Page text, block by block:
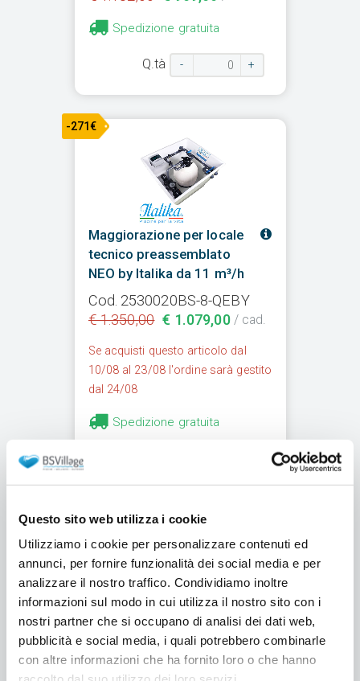
Questo sito web utilizza i cookie
Utilizziamo i cookie per personalizzare contenuti ed
annunci, per fornire funzionalità dei social media e per
analizzare il nostro traffico. Condividiamo inoltre
informazioni sul modo in cui utilizza il nostro sito con i
nostri partner che si occupano di analisi dei dati web,
pubblicità e social media, i quali potrebbero combinarle
con altre informazioni che ha fornito loro o che hanno
Spedizione gratuita
Q.tà - +
-271€
Maggiorazione per locale
tecnico preassemblato
NEO by Italika da 11 m³/h
Cod. 2530020BS-8-QEBY
€ 1.350,00 € 1.079,00/ cad.
Se acquisti questo articolo dal
10/08 al 23/08 l'ordine sarà gestito
dal 24/08
Spedizione gratuita
-230€
Kit sterilizzatore Pool Salt
per trattamento al sale per
piscine fino a 30 mc e